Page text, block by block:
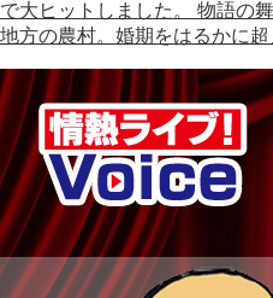
で大ヒットしました。 物語の
地方の農村。婚期をはるかに